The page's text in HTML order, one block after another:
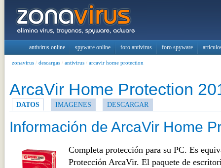
antivirus online spyware online foro antivirus foro spyware
zonavirus / descargas / antivirus / arcavir home protection
ArcaVir Home Protection
DATOS IMAGENES DESCARGAR
Información de ArcaVir Home
Completa protección para su PC. Es
Protección ArcaVir. El paquete de